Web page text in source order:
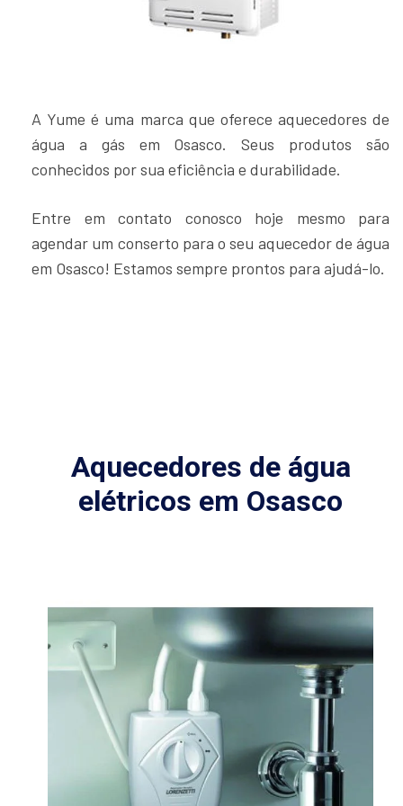
A Yume é uma marca que oferece aquecedores de
água a gás em Osasco. Seus produtos são
conhecidos por sua eficiência e durabilidade.
Entre em contato conosco hoje mesmo para
agendar um conserto para o seu aquecedor de água
em Osasco! Estamos sempre prontos para ajudá-lo.
Aquecedores de água
elétricos em Osasco